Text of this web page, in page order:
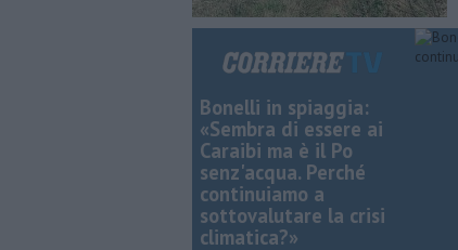
Bonelli in spiaggia:
«Sembra di essere ai
Caraibi ma è il Po
senz'acqua. Perché
continuiamo a
sottovalutare la crisi
climatica?»